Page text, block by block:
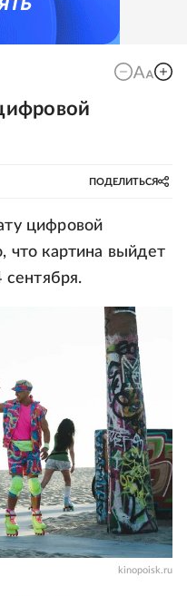
ПОДЕЛИТЬСЯ
цифровой
что картина выйдет
сентября.
kinopoisk.ru